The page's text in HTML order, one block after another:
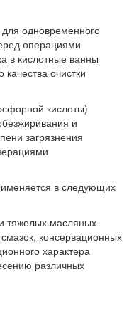
одновременного
операциями
в кислотные ванны
очистки
кислоты)
и
загрязнения
в следующих
тяжелых масляных
консервационных
характера
различных